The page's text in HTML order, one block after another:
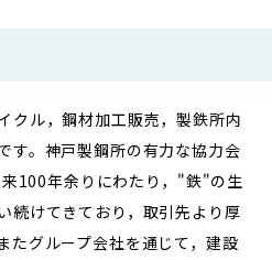
クル，鋼材加工販売，製鉄所内
す。神戸製鋼所の有力な協力会
100年余りにわたり，"鉄"の生
続けてきており，取引先より厚
たグループ会社を通じて，建設